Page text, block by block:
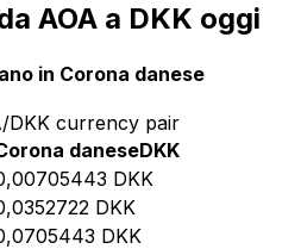
AOA a DKK oggi
in Corona danese
DKK currency pair
daneseDKK
DKK
DKK
DKK